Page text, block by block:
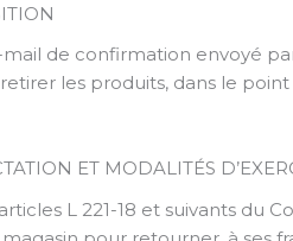
mail de confirmation envoyé
les produits, dans le
ET MODALITÉS
L 221-18 et suivants du